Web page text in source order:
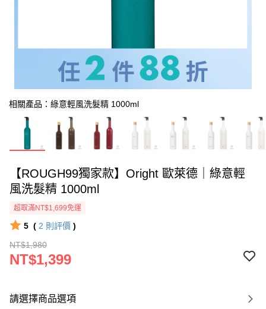
相關產品：綠意輕風洗髮精 1000ml
【ROUGH99獨家款】Oright 歐萊德｜綠意輕
風洗髮精 1000ml
超取滿NT$1,699免運
5 ( 2 則評價 )
NT$1,980
NT$1,399
請選擇商品選項